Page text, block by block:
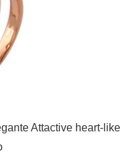
Attactive heart-like